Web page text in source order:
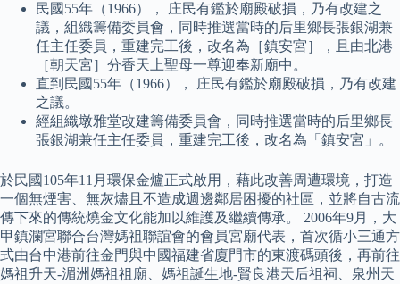
民國55年（1966）， 庄民有鑑於廟殿破損，乃有改建之
議，組織籌備委員會，同時推選當時的后里鄉長張銀湖兼
任主任委員，重建完工後，改名為［鎮安宮］，且由北港
［朝天宮］分香天上聖母一尊迎奉新廟中。
直到民國55年（1966）， 庄民有鑑於廟殿破損，乃有改建
之議。
經組織墩雅堂改建籌備委員會，同時推選當時的后里鄉長
張銀湖兼任主任委員，重建完工後，改名為「鎮安宮」。
於民國105年11月環保金爐正式啟用，藉此改善周遭環境，打造
一個無煙害、無灰燼且不造成週邊鄰居困擾的社區，並將自古流
傳下來的傳統燒金文化能加以維護及繼續傳承。 2006年9月，大
甲鎮瀾宮聯合台灣媽祖聯誼會的會員宮廟代表，首次循小三通方
式由台中港前往金門與中國福建省廈門市的東渡碼頭後，再前往
媽祖升天-湄洲媽祖祖廟、媽祖誕生地-賢良港天后祖祠、泉州天